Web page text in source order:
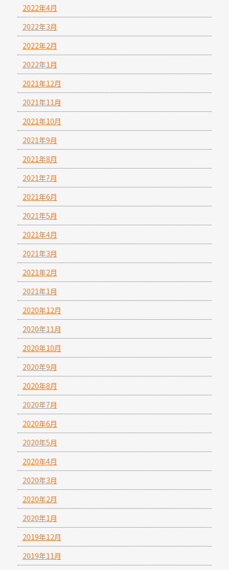
2022年4月
2022年3月
2022年2月
2022年1月
2021年12月
2021年11月
2021年10月
2021年9月
2021年8月
2021年7月
2021年6月
2021年5月
2021年4月
2021年3月
2021年2月
2021年1月
2020年12月
2020年11月
2020年10月
2020年9月
2020年8月
2020年7月
2020年6月
2020年5月
2020年4月
2020年3月
2020年2月
2020年1月
2019年12月
2019年11月